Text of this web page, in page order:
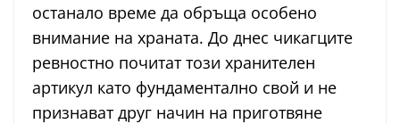
останало време да обръща особено
внимание на храната. До днес чикагците
ревностно почитат този хранителен
артикул като фундаментално свой и не
признават друг начин на приготвяне